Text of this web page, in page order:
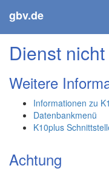
gbv.de
Dienst
Weitere
Informationen zu
Datenbankmenü
K10plus
Achtung